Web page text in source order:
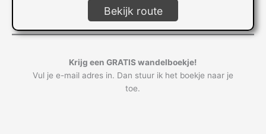
Bekijk route
Krijg een GRATIS wandelboekje!
Vul je e-mail adres in. Dan stuur ik het boekje naar je
toe.